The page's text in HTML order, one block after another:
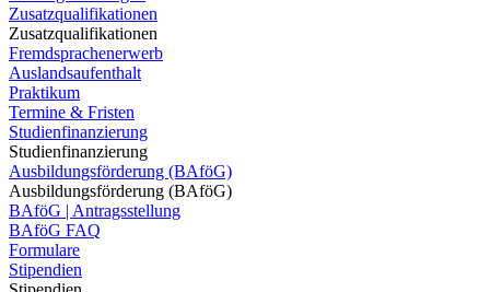
Zusatzqualifikationen
Zusatzqualifikationen
Fremdsprachenerwerb
Auslandsaufenthalt
Praktikum
Termine & Fristen
Studienfinanzierung
Studienfinanzierung
Ausbildungsförderung (BAföG)
Ausbildungsförderung (BAföG)
BAföG | Antragsstellung
BAföG FAQ
Formulare
Stipendien